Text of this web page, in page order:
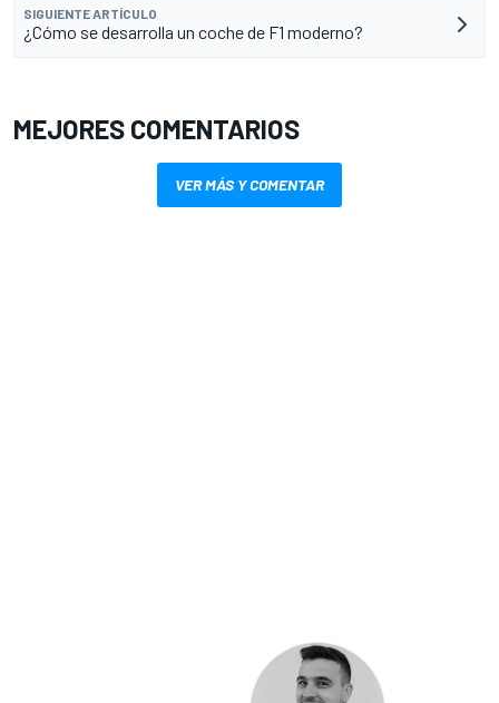
SIGUIENTE ARTÍCULO
¿Cómo se desarrolla un coche de F1 moderno?
MEJORES COMENTARIOS
VER MÁS Y COMENTAR